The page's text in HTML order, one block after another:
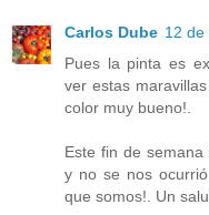
Carlos Dube 12 de
Pues la pinta es
ver estas
color muy bueno!.
Este fin de semana
y no se nos
que somos!. Un